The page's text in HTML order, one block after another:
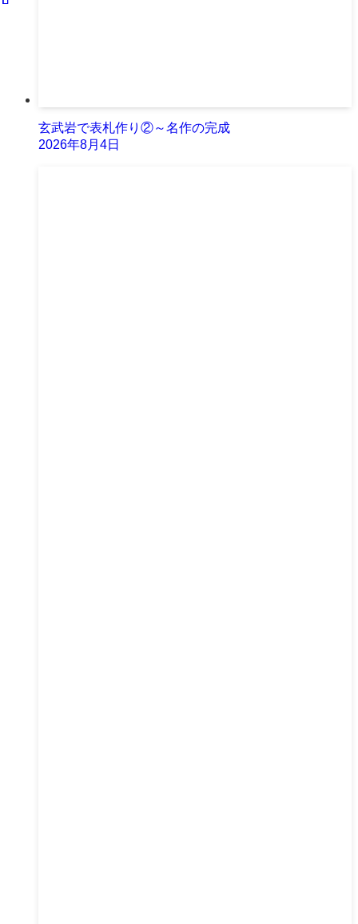
玄武岩で表札作り②～名作の完成
2026年8月4日